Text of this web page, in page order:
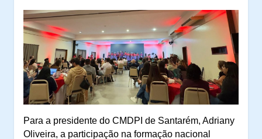
Para a presidente do CMDPI de Santarém, Adriany
Oliveira, a participação na formação nacional